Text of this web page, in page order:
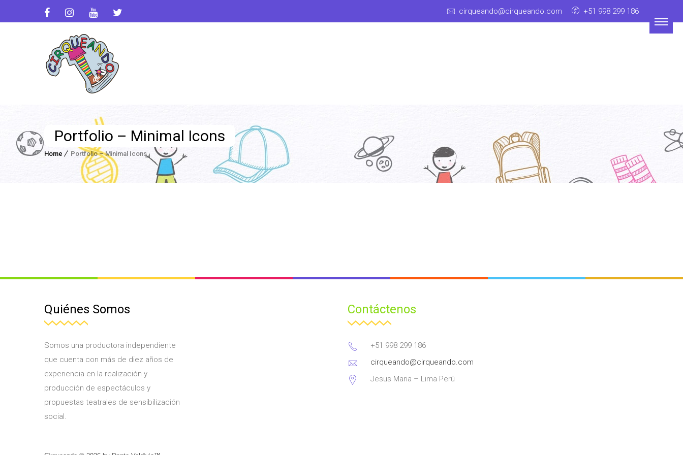
cirqueando@cirqueando.com +51 998 299 186
Portfolio – Minimal Icons
Home Portfolio – Minimal Icons
Quiénes Somos
Somos una productora independiente
que cuenta con más de diez años de
experiencia en la realización y
producción de espectáculos y
propuestas teatrales de sensibilización
social.
Contáctenos
+51 998 299 186
cirqueando@cirqueando.com
Jesus Maria – Lima Perú